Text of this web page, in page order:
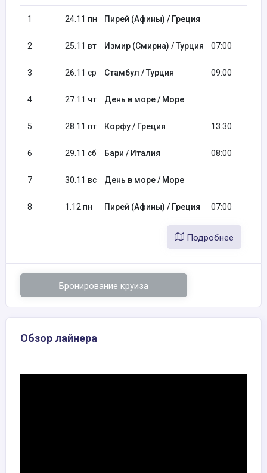
1 24.11 пн Пирей (Афины) / Греция
2 25.11 вт Измир (Смирна) / Турция 07:00
3 26.11 ср Стамбул / Турция 09:00
4 27.11 чт День в море / Море
5 28.11 пт Корфу / Греция 13:30
6 29.11 сб Бари / Италия 08:00
7 30.11 вс День в море / Море
8 1.12 пн Пирей (Афины) / Греция 07:00
Подробнее
Бронирование круиза
Обзор лайнера